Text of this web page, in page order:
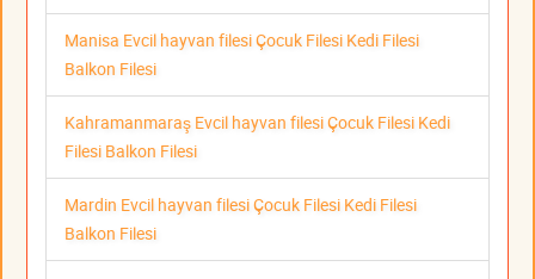
Manisa Evcil hayvan filesi Çocuk Filesi Kedi Filesi
Balkon Filesi
Kahramanmaraş Evcil hayvan filesi Çocuk Filesi Kedi
Filesi Balkon Filesi
Mardin Evcil hayvan filesi Çocuk Filesi Kedi Filesi
Balkon Filesi